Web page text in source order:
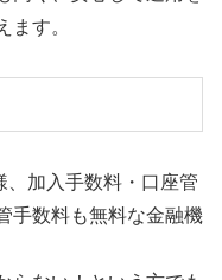
ます。
、加入手数料・口座管
手数料も無料な金融機